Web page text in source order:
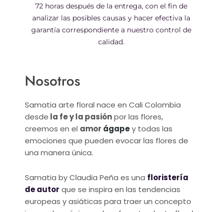
72 horas después de la entrega, con el fin de
analizar las posibles causas y hacer efectiva la
garantía correspondiente a nuestro control de
calidad.
Nosotros
Samatia arte floral nace en Cali Colombia
desde la fe y la pasiónpor las flores,
creemos en el amor ágapey todas las
emociones que pueden evocar las flores de
una manera única.
Samatia by Claudia Peña es una floristería
de autor que se inspira en las tendencias
europeas y asiáticas para traer un concepto